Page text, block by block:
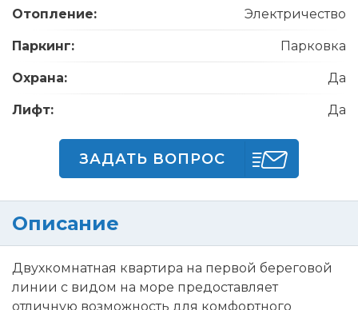
Отопление: Электричество
Паркинг: Парковка
Охрана: Да
Лифт: Да
ЗАДАТЬ ВОПРОС
Описание
Двухкомнатная квартира на первой береговой
линии с видом на море предоставляет
отличную возможность для комфортного